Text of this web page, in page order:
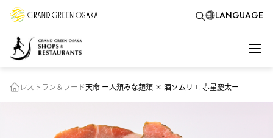
LANGUAGE
レストラン＆フード天命 ー人類みな麺類 × 酒ソムリエ 赤星慶太ー